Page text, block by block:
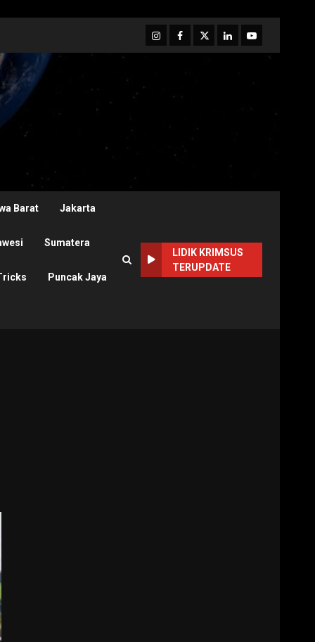
InstagramFacebook
TwitterLinkedinYoutube
Barat Jakarta
Sumatera
Puncak Jaya
LIDIK KRIMSUS
TERUPDATE